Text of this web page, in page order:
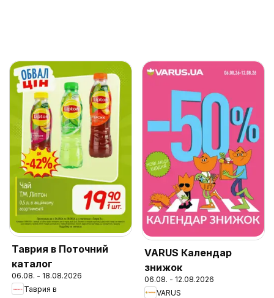
Таврия в Поточний
каталог
06.08. - 18.08.2026
Таврия в
VARUS Календар
знижок
06.08. - 12.08.2026
VARUS